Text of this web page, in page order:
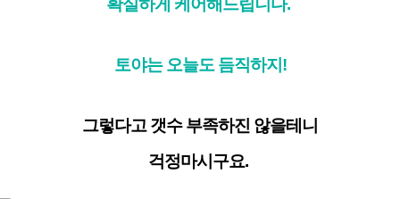
확실하게 케어해드립니다.
토야는 오늘도 듬직하지!
그렇다고 갯수 부족하진 않을테니
걱정마시구요.